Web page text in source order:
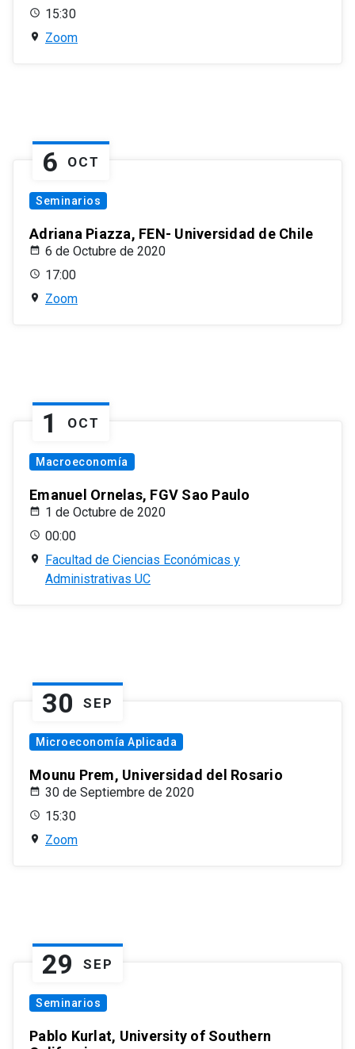
15:30
Zoom
6 OCT
Seminarios
Adriana Piazza, FEN- Universidad de Chile
6 de Octubre de 2020
17:00
Zoom
1 OCT
Macroeconomía
Emanuel Ornelas, FGV Sao Paulo
1 de Octubre de 2020
00:00
Facultad de Ciencias Económicas y
Administrativas UC
30 SEP
Microeconomía Aplicada
Mounu Prem, Universidad del Rosario
30 de Septiembre de 2020
15:30
Zoom
29 SEP
Seminarios
Pablo Kurlat, University of Southern